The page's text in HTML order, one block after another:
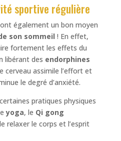
sportive régulière
également un bon moyen
son sommeil ! En effet,
fortement les effets du
libérant des endorphines
cerveau assimile l’effort et
le degré d’anxiété.
pratiques physiques
yoga, le Qi gong
relaxer le corps et l’esprit